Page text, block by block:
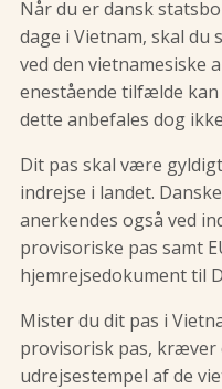
Når du er dansk
dage i Vietnam, skal du
ved den vietnamesiske
enestående tilfælde kan
dette anbefales dog
Dit pas skal være
indrejse i landet.
anerkendes også ved
provisoriske pas samt
hjemrejsedokument til
Mister du dit pas i
provisorisk pas, kræver
udrejsestempel af de